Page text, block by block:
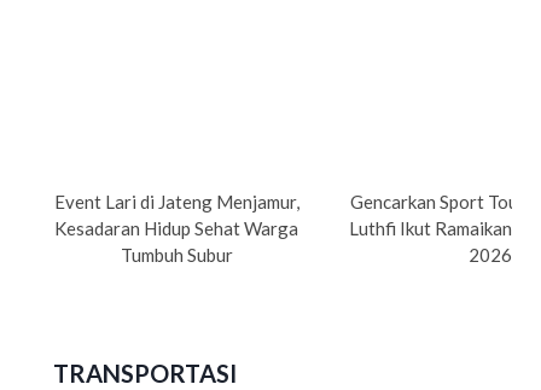
Event Lari di Jateng Menjamur,
Kesadaran Hidup Sehat Warga
Tumbuh Subur
Gencarkan Sport
Luthfi Ikut Ramaikan
2026
TRANSPORTASI